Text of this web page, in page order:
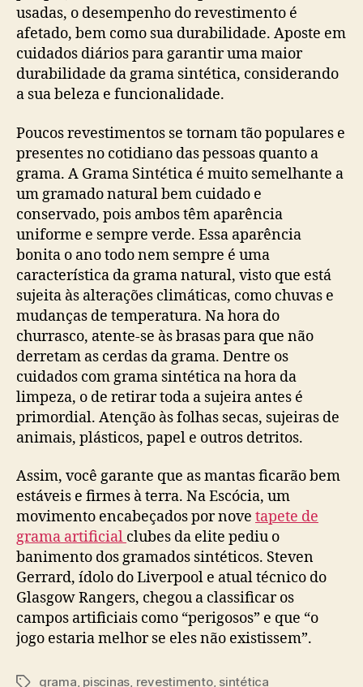
usadas, o desempenho do revestimento é
afetado, bem como sua durabilidade. Aposte em
cuidados diários para garantir uma maior
durabilidade da grama sintética, considerando
a sua beleza e funcionalidade.
Poucos revestimentos se tornam tão populares e
presentes no cotidiano das pessoas quanto a
grama. A Grama Sintética é muito semelhante a
um gramado natural bem cuidado e
conservado, pois ambos têm aparência
uniforme e sempre verde. Essa aparência
bonita o ano todo nem sempre é uma
característica da grama natural, visto que está
sujeita às alterações climáticas, como chuvas e
mudanças de temperatura. Na hora do
churrasco, atente-se às brasas para que não
derretam as cerdas da grama. Dentre os
cuidados com grama sintética na hora da
limpeza, o de retirar toda a sujeira antes é
primordial. Atenção às folhas secas, sujeiras de
animais, plásticos, papel e outros detritos.
Assim, você garante que as mantas ficarão bem
estáveis e firmes à terra. Na Escócia, um
movimento encabeçados por nove tapete de
grama artificial clubes da elite pediu o
banimento dos gramados sintéticos. Steven
Gerrard, ídolo do Liverpool e atual técnico do
Glasgow Rangers, chegou a classificar os
campos artificiais como “perigosos” e que “o
jogo estaria melhor se eles não existissem”.
Tagsgrama, piscinas, revestimento, sintética